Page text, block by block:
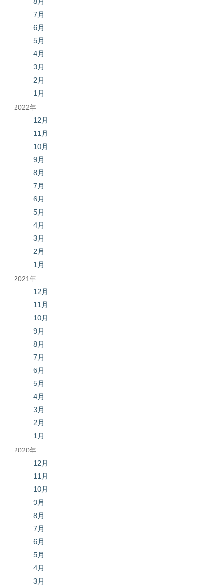
7月
6月
5月
4月
3月
2月
1月
2022年
12月
11月
10月
9月
8月
7月
6月
5月
4月
3月
2月
1月
2021年
12月
11月
10月
9月
8月
7月
6月
5月
4月
3月
2月
1月
2020年
12月
11月
10月
9月
8月
7月
6月
5月
4月
3月